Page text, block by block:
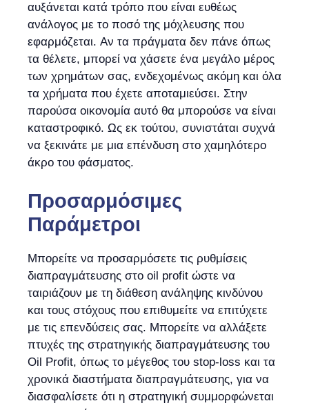
αυξάνεται κατά τρόπο που είναι ευθέως
ανάλογος με το ποσό της μόχλευσης που
εφαρμόζεται. Αν τα πράγματα δεν πάνε όπως
τα θέλετε, μπορεί να χάσετε ένα μεγάλο μέρος
των χρημάτων σας, ενδεχομένως ακόμη και όλα
τα χρήματα που έχετε αποταμιεύσει. Στην
παρούσα οικονομία αυτό θα μπορούσε να είναι
καταστροφικό. Ως εκ τούτου, συνιστάται συχνά
να ξεκινάτε με μια επένδυση στο χαμηλότερο
άκρο του φάσματος.
Προσαρμόσιμες
Παράμετροι
Μπορείτε να προσαρμόσετε τις ρυθμίσεις
διαπραγμάτευσης στο oil profit ώστε να
ταιριάζουν με τη διάθεση ανάληψης κινδύνου
και τους στόχους που επιθυμείτε να επιτύχετε
με τις επενδύσεις σας. Μπορείτε να αλλάξετε
πτυχές της στρατηγικής διαπραγμάτευσης του
Oil Profit, όπως το μέγεθος του stop-loss και τα
χρονικά διαστήματα διαπραγμάτευσης, για να
διασφαλίσετε ότι η στρατηγική συμμορφώνεται